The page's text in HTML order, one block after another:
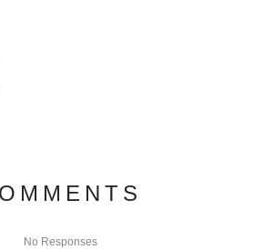
No Responses